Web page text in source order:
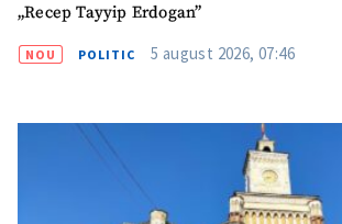
„Recep Tayyip Erdogan”
NOU POLITIC 5 august 2026, 07:46